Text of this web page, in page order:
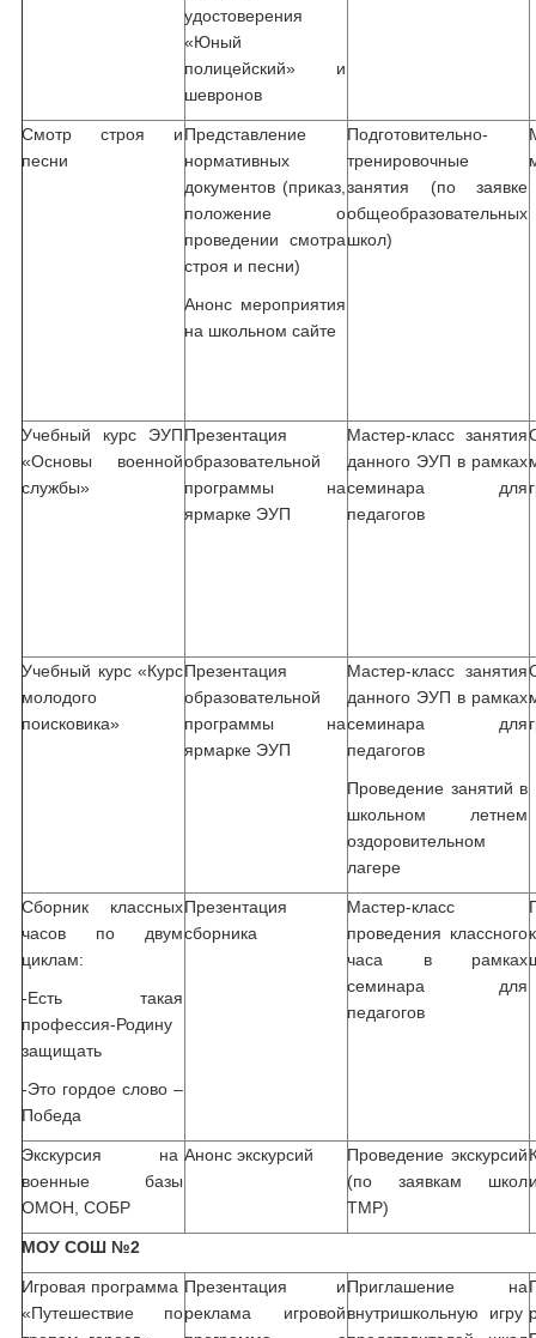
удостоверения
«Юный
полицейский» и
шевронов
Смотр строя и
песни
Представление
нормативных
документов (приказ,
положение о
проведении смотра
строя и песни)
Анонс мероприятия
на школьном сайте
Подготовительно-
тренировочные
занятия (по заявке
общеобразовательных
школ)
Учебный курс ЭУП
«Основы военной
службы»
Презентация
образовательной
программы на
ярмарке ЭУП
Мастер-класс занятия
данного ЭУП в рамках
семинара для
педагогов
Учебный курс «Курс
молодого
поисковика»
Презентация
образовательной
программы на
ярмарке ЭУП
Мастер-класс занятия
данного ЭУП в рамках
семинара для
педагогов
Проведение занятий в
школьном летнем
оздоровительном
лагере
Сборник классных
часов по двум
циклам:
-Есть такая
профессия-Родину
защищать
-Это гордое слово –
Победа
Презентация
сборника
Мастер-класс
проведения классного
часа в рамках
семинара для
педагогов
Экскурсия на
военные базы
ОМОН, СОБР
Анонс экскурсий
Проведение экскурсий
(по заявкам школ
ТМР)
МОУ СОШ №2
Игровая программа
«Путешествие по
Презентация и
реклама игровой
Приглашение на
внутришкольную игру